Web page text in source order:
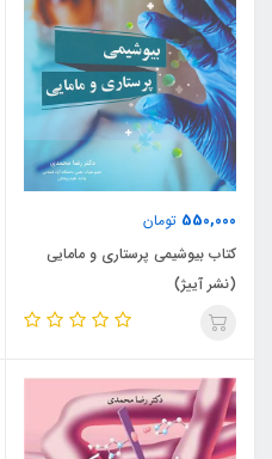
550,000 تومان
کتاب بیوشیمی پرستاری و مامایی
(نشر آییژ)